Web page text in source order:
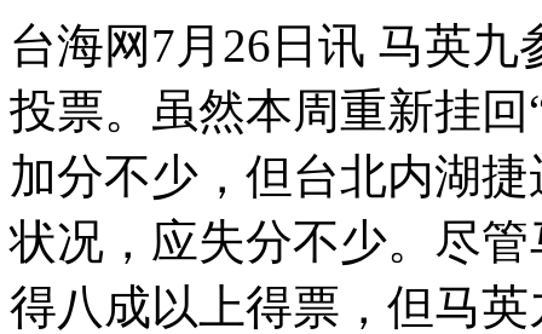
台海网7月26日讯 马英
投票。虽然本周重新挂
加分不少，但台北内湖
状况，应失分不少。尽
得八成以上得票，但马